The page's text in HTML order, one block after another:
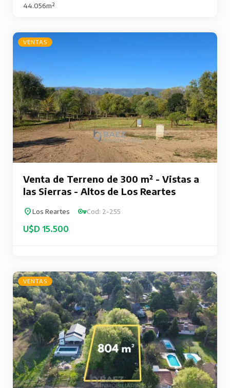
44.056m²
VENTAS
Venta de Terreno de 300 m² - Vistas a
las Sierras - Altos de Los Reartes
Los Reartes Cod: 2-255
U$D 15.500
VENTAS